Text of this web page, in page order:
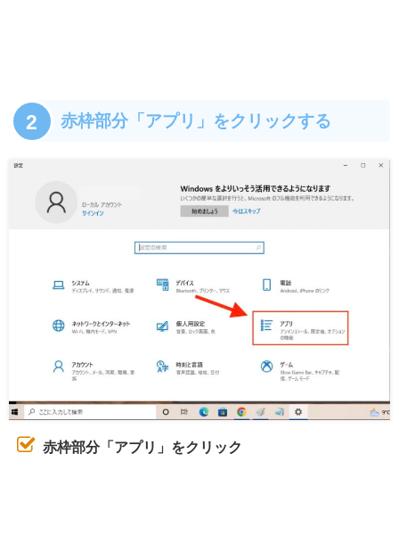
2 赤枠部分「アプリ」をクリックする
赤枠部分「アプリ」をクリック